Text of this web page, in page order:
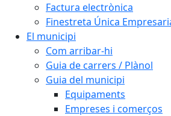
Factura electrònica
Finestreta Única
El municipi
Com arribar-hi
Guia de carrers / Plànol
Guia del municipi
Equipaments
Empreses i comerços